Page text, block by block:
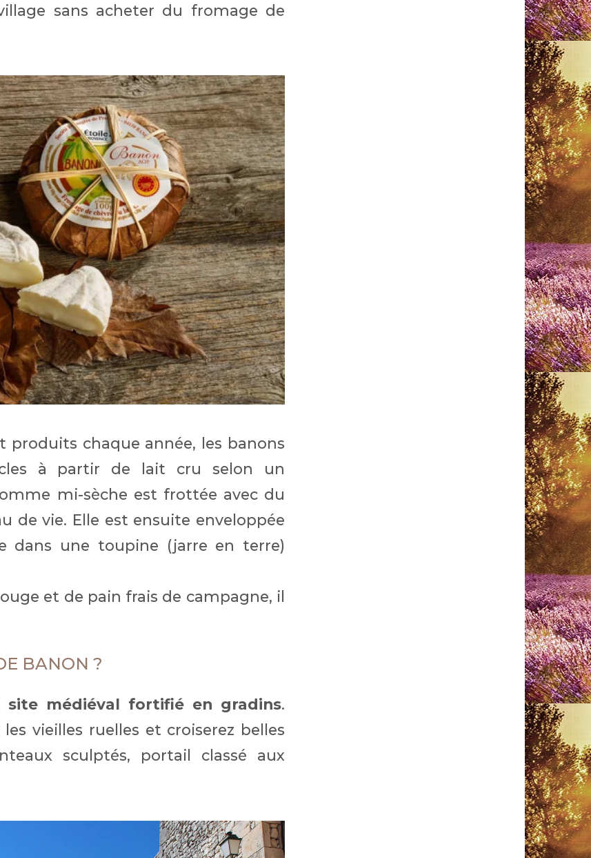
sans acheter du fromage de
produits chaque année, les banons
à partir de lait cru selon un
mi-sèche est frottée avec du
de vie. Elle est ensuite enveloppée
dans une toupine (jarre en terre)
et de pain frais de campagne, il
BANON ?
site médiéval fortifié en gradins.
vieilles ruelles et croiserez belles
sculptés, portail classé aux